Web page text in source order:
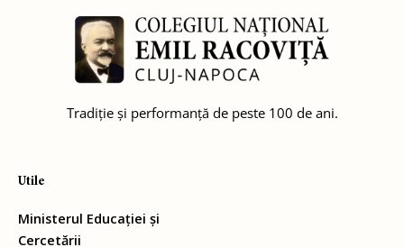
Tradiție și performanță de peste 100 de ani.
Utile
Ministerul Educației și
Cercetării